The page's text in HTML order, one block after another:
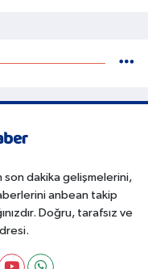
dakika gelişmelerini,
anbean takip
Doğru, tarafsız ve